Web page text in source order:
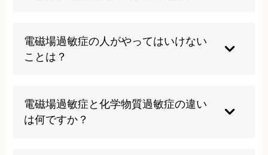
な治療と生活環境の改善により症状の軽減は可能
ですが、根本的な体質改善が必要です。早期発
見・早期治療が重要になります。
電磁場過敏症の人がやってはいけない
ことは？
在、電磁波の強い場所での作業は避けるべきで
す。ストレスや睡眠不足も症状を悪化させるため
注意が必要です。
電磁場過敏症と化学物質過敏症の違い
は何ですか？